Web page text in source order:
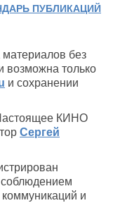
ПУБЛИКАЦИЙ
материалов без
возможна только
и сохранении
КИНО
Сергей
и